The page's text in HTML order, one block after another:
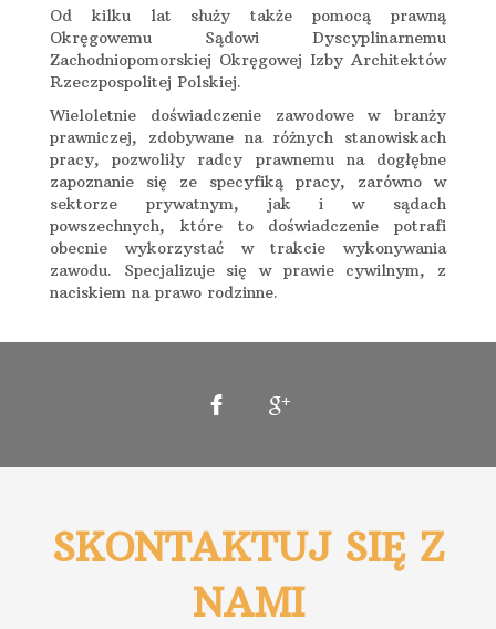
Od kilku lat służy także pomocą prawną
Okręgowemu Sądowi Dyscyplinarnemu
Zachodniopomorskiej Okręgowej Izby Architektów
Rzeczpospolitej Polskiej.
Wieloletnie doświadczenie zawodowe w branży
prawniczej, zdobywane na różnych stanowiskach
pracy, pozwoliły radcy prawnemu na dogłębne
zapoznanie się ze specyfiką pracy, zarówno w
sektorze prywatnym, jak i w sądach
powszechnych, które to doświadczenie potrafi
obecnie wykorzystać w trakcie wykonywania
zawodu. Specjalizuje się w prawie cywilnym, z
naciskiem na prawo rodzinne.
SKONTAKTUJ SIĘ Z
NAMI